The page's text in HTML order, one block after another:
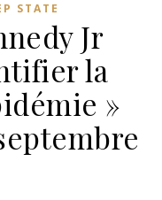
STATE
Jr
la
»